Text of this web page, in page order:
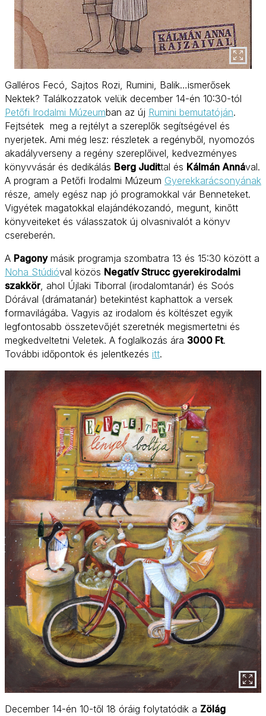
Galléros Fecó, Sajtos Rozi, Rumini, Balik…ismerősek
Nektek? Találkozzatok velük december 14-én 10:30-tól
Petőfi Irodalmi Múzeumban az új Rumini bemutatóján.
Fejtsétek meg a rejtélyt a szereplők segítségével és
nyerjetek. Ami még lesz: részletek a regényből, nyomozós
akadályverseny a regény szereplőivel, kedvezményes
könyvvásár és dedikálás Berg Judittal és Kálmán Annával.
A program a Petőfi Irodalmi Múzeum Gyerekkarácsonyának
része, amely egész nap jó programokkal vár Benneteket.
Vigyétek magatokkal elajándékozandó, megunt, kinőtt
könyveiteket és válasszatok új olvasnivalót a könyv
csereberén.
A Pagonymásik programja szombatra 13 és 15:30 között a
Noha Stúdióval közös Negatív Strucc gyerekirodalmi
szakkör, ahol Újlaki Tiborral (irodalomtanár) és Soós
Dórával (drámatanár) betekintést kaphattok a versek
formavilágába. Vagyis az irodalom és költészet egyik
legfontosabb összetevőjét szeretnék megismertetni és
megkedveltetni Veletek. A foglalkozás ára 3000 Ft.
További időpontok és jelentkezés itt.
December 14-én 10-től 18 óráig folytatódik a Zölág